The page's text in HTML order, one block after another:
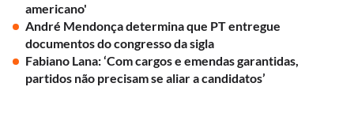
americano'
André Mendonça determina que PT entregue
documentos do congresso da sigla
Fabiano Lana: ‘Com cargos e emendas garantidas,
partidos não precisam se aliar a candidatos’